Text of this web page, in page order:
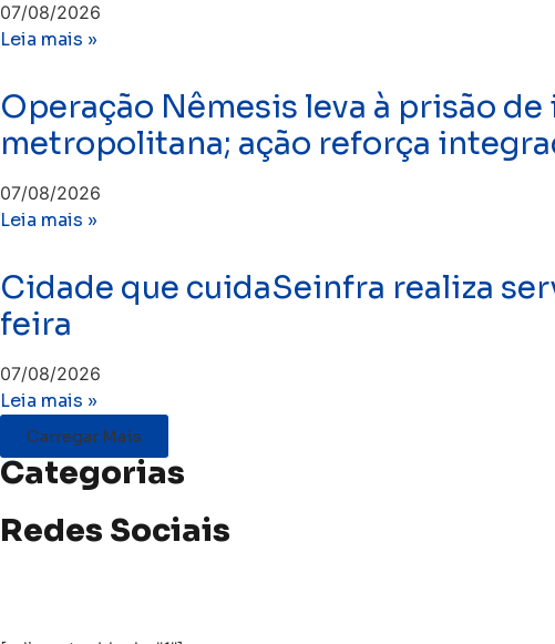
07/08/2026
Leia mais »
Operação Nêmesis leva à prisão
metropolitana; ação reforça
07/08/2026
Leia mais »
Cidade que cuidaSeinfra realiza
feira
07/08/2026
Leia mais »
Carregar Mais
Categorias
Redes Sociais